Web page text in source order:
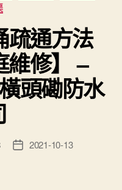
疏通方法
維修】 –
頭磡防水
Post2021-10-13